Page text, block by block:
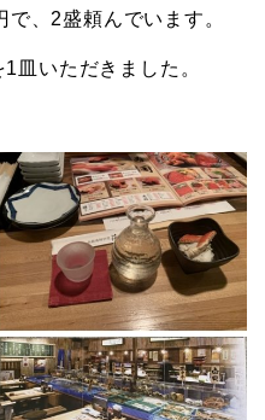
、2盛頼んでいます。
皿いただきました。